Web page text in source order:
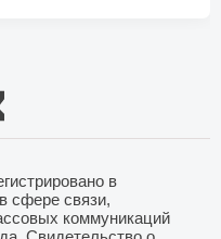
в
сфере связи,
коммуникаций